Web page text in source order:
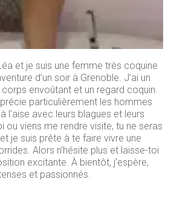
et je suis une femme très coquine
d’un soir à Grenoble. J’ai un
envoûtant et un regard coquin.
particulièrement les hommes
l’aise avec leurs blagues et leurs
ou viens me rendre visite, tu ne seras
je suis prête à te faire vivre une
Alors n’hésite plus et laisse-toi
excitante. À bientôt, j’espère,
et passionnés.